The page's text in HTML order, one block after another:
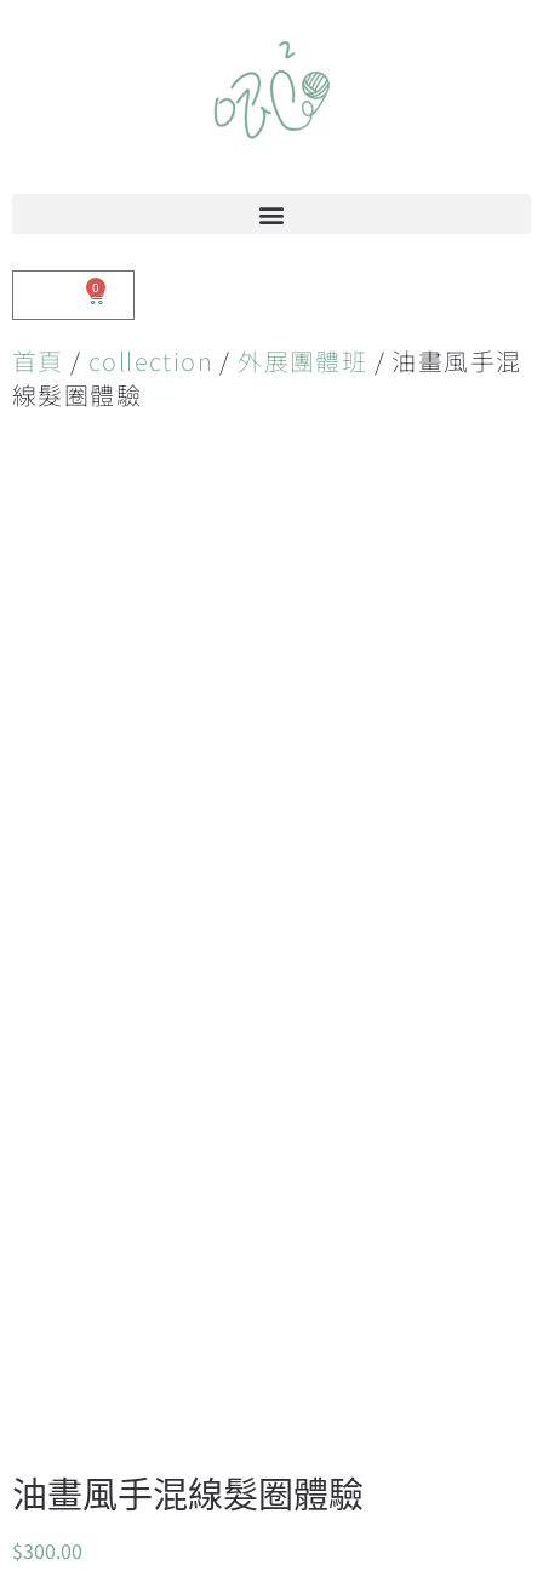
0
首頁 / collection / 外展團體班 / 油畫風手混
線髮圈體驗
油畫風手混線髮圈體驗
$300.00